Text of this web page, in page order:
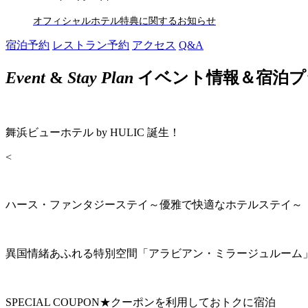
オフィシャルホテル特典に関するお知らせ
宿泊予約 レストラン予約 アクセス Q&A
Event& Stay Plan イベント情報＆宿泊
舞浜ビューホテル by HULIC 誕生！
<
ハース・ファンタジーステイ～優雅で快適なホテルステイ～
異国情緒あふれる特別空間「アラビアン・ミラージュルーム
SPECIAL COUPON★クーポンを利用しておトクに宿泊